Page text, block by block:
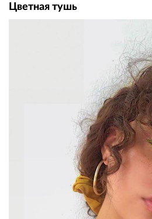
Цветная тушь